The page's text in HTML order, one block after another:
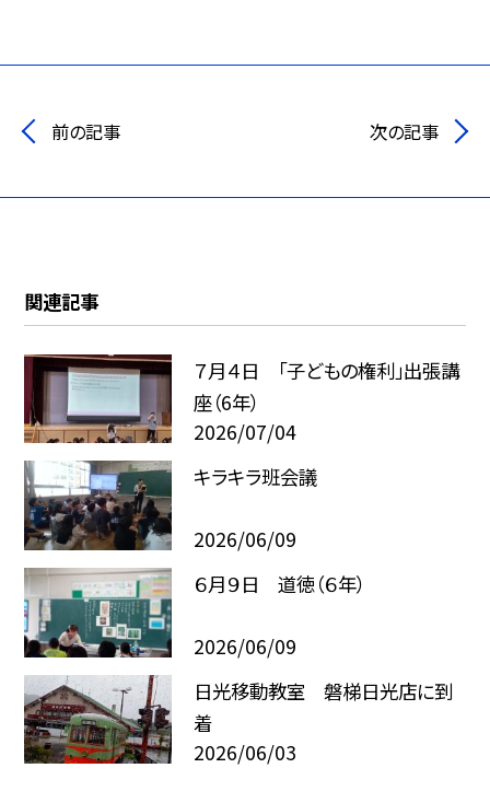
前の記事 次の記事
関連記事
７月４日 「子どもの権利」出張講
座（6年）
2026/07/04
キラキラ班会議
2026/06/09
６月９日 道徳（６年）
2026/06/09
日光移動教室 磐梯日光店に到
着
2026/06/03